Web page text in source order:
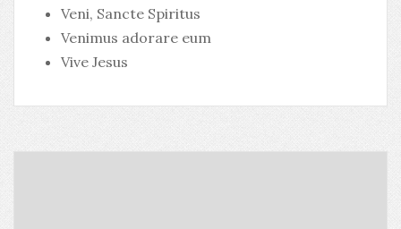
Veni, Sancte Spiritus
Venimus adorare eum
Vive Jesus